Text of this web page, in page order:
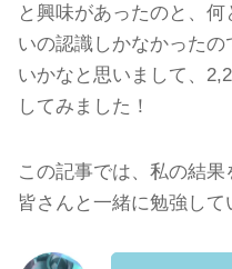
と興味があったのと、
いの認識しかなかった
いかなと思いまして、
してみました！
この記事では、私の結
皆さんと一緒に勉強して